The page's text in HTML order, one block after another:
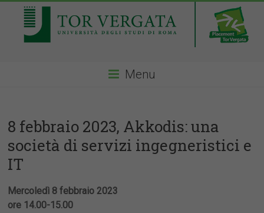
Menu
8 febbraio 2023, Akkodis: una
società di servizi ingegneristici e
IT
Mercoledì 8 febbraio 2023
ore 14.00-15.00